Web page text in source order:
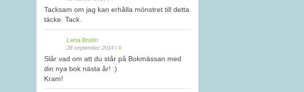
Tacksam om jag kan erhålla mönstret till detta
täcke. Tack.
Lena Brolin
28 september 2014 | #
Slår vad om att du står på Bokmässan med
din nya bok nästa år! :)
Kram!